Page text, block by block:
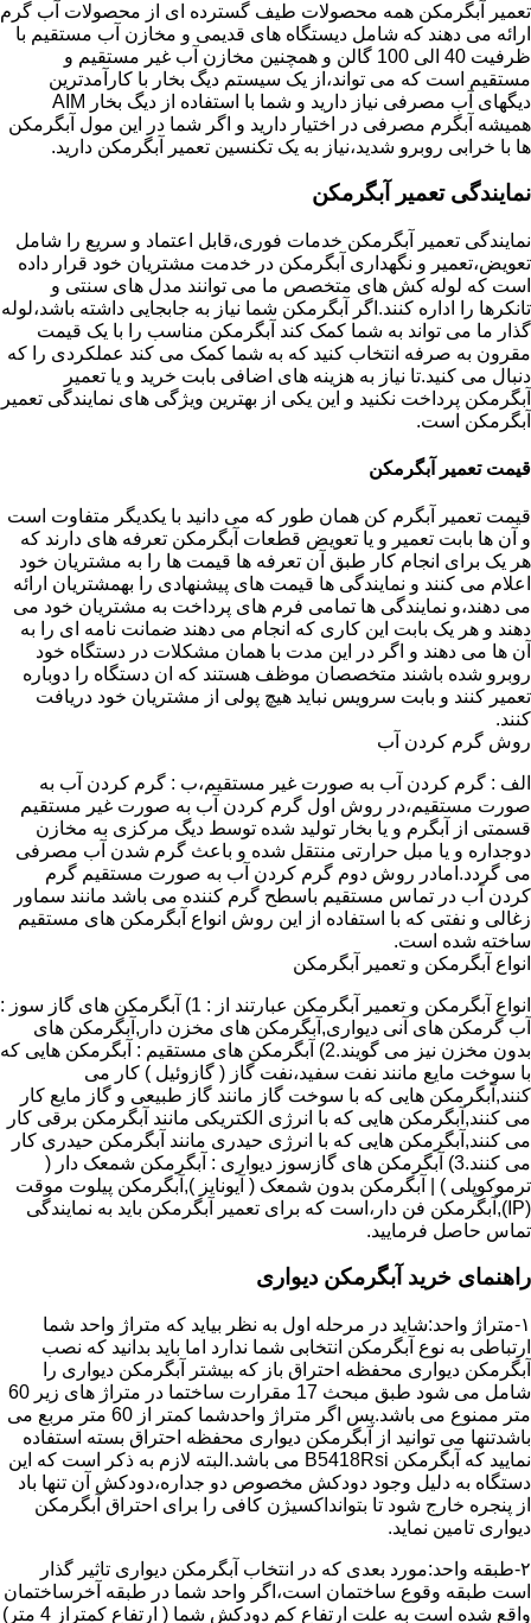
تعمیر آبگرمکن همه محصولات طیف گسترده ای از محصولات آب گرم
ارائه می دهند که شامل دیستگاه های قدیمی و مخازن آب مستقیم با
ظرفیت 40 الی 100 گالن و همچنین مخازن آب غیر مستقیم و
مستقیم است که می تواند،از یک سیستم دیگ بخار با کارآمدترین
دیگهای آب مصرفی نیاز دارید و شما با استفاده از دیگ بخار AIM
همیشه آبگرم مصرفی در اختیار دارید و اگر شما در این مول آبگرمکن
ها با خرابی روبرو شدید،نیاز به یک تکنسین تعمیر آبگرمکن دارید.
نمایندگی تعمیر آبگرمکن
نمایندگی تعمیر آبگرمکن خدمات فوری،قابل اعتماد و سریع را شامل
تعویض،تعمیر و نگهداری آبگرمکن در خدمت مشتریان خود قرار داده
است که لوله کش های متخصص ما می توانند مدل های سنتی و
تانکرها را اداره کنند.اگر آبگرمکن شما نیاز به جابجایی داشته باشد،لوله
گذار ما می تواند به شما کمک کند آبگرمکن مناسب را با یک قیمت
مقرون به صرفه انتخاب کنید که به شما کمک می کند عملکردی را که
دنبال می کنید.تا نیاز به هزینه های اضافی بابت خرید و یا تعمیر
آبگرمکن پرداخت نکنید و این یکی از بهترین ویژگی های نمایندگی تعمیر
آبگرمکن است.
قیمت تعمیر آبگرمکن
قیمت تعمیر آبگرم کن همان طور که می دانید با یکدیگر متفاوت است
و آن ها بابت تعمیر و یا تعویض قطعات آبگرمکن تعرفه های دارند که
هر یک برای انجام کار طبق آن تعرفه ها قیمت ها را به مشتریان خود
اعلام می کنند و نمایندگی ها قیمت های پیشنهادی را بهمشتریان ارائه
می دهند،و نمایندگی ها تمامی فرم های پرداخت به مشتریان خود می
دهند و هر یک بابت این کاری که انجام می دهند ضمانت نامه ای را به
آن ها می دهند و اگر در این مدت با همان مشکلات در دستگاه خود
روبرو شده باشند متخصصان موظف هستند که ان دستگاه را دوباره
تعمیر کنند و بابت سرویس نباید هیچ پولی از مشتریان خود دریافت
کنند.
روش گرم کردن آب
الف : گرم کردن آب به صورت غیر مستقیم،ب : گرم کردن آب به
صورت مستقیم،در روش اول گرم کردن آب به صورت غیر مستقیم
قسمتی از آبگرم و یا بخار تولید شده توسط دیگ مرکزی به مخازن
دوجداره و یا مبل حرارتی منتقل شده و باعث گرم شدن آب مصرفی
می گردد.امادر روش دوم گرم کردن آب به صورت مستقیم گرم
کردن آب در تماس مستقیم باسطح گرم کننده می باشد مانند سماور
زغالی و نفتی که با استفاده از این روش انواع آبگرمکن های مستقیم
ساخته شده است.
انواع آبگرمکن و تعمیر آبگرمکن
انواع آبگرمکن و تعمیر آبگرمکن عبارتند از : 1) آبگرمکن های گاز سوز :
آب گرمکن های آنی دیواری,آبگرمکن های مخزن دار,آبگرمکن های
بدون مخزن نیز می گویند.2) آبگرمکن های مستقیم : آبگرمکن هایی که
با سوخت مایع مانند نفت سفید،نفت گاز ( گازوئیل ) کار می
کنند,آبگرمکن هایی که با سوخت گاز مانند گاز طبیعی و گاز مایع کار
می کنند,آبگرمکن هایی که با انرژی الکتریکی مانند آبگرمکن برقی کار
می کنند,آبگرمکن هایی که با انرژی حیدری مانند آبگرمکن حیدری کار
می کنند.3) آبگرمکن های گازسوز دیواری : آبگرمکن شمعک دار (
ترموکوپلی ) | آبگرمکن بدون شمعک ( آیونایز ),آبگرمکن پیلوت موقت
(IP),آبگرمکن فن دار،است که برای تعمیر آبگرمکن باید به نمایندگی
تماس حاصل فرمایید.
راهنمای خرید آبگرمکن دیواری
۱-متراژ واحد:شاید در مرحله اول به نظر بیاید که متراژ واحد شما
ارتباطی به نوع آبگرمکن انتخابی شما ندارد اما باید بدانید که نصب
آبگرمکن دیواری محفظه احتراق باز که بیشتر آبگرمکن دیواری را
شامل می شود طبق مبحث 17 مقرارت ساختما در متراژ های زیر 60
متر ممنوع می باشد.پس اگر متراژ واحدشما کمتر از 60 متر مربع می
باشدتنها می توانید از آبگرمکن دیواری محفظه احتراق بسته استفاده
نمایید که آبگرمکن B5418Rsi می باشد.البته لازم به ذکر است که این
دستگاه به دلیل وجود دودکش مخصوص دو جداره،دودکش آن تنها باد
از پنجره خارج شود تا بتوانداکسیژن کافی را برای احتراق آبگرمکن
دیواری تامین نماید.
۲-طبقه واحد:مورد بعدی که در انتخاب آبگرمکن دیواری تاثیر گذار
است طبقه وقوع ساختمان است،اگر واحد شما در طبقه آخرساختمان
واقع شده است به علت ارتفاع کم دودکش شما ( ارتفاع کمتراز 4 متر)